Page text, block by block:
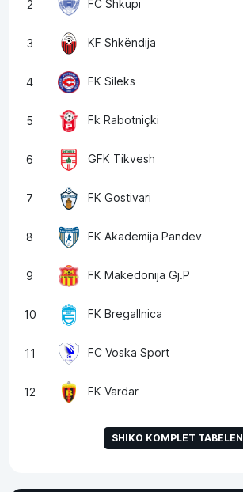
2 FC Shkupi
3 KF Shkëndija
4 FK Sileks
5 Fk Rabotniçki
6 GFK Tikvesh
7 FK Gostivari
8 FK Akademija Pandev
9 FK Makedonija Gj.P
10 FK Bregallnica
11 FC Voska Sport
12 FK Vardar
SHIKO KOMPLET TABELEN